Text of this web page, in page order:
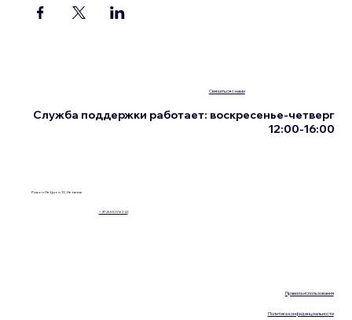
Правила использования
Политика конфиденциальности
Ришон Ле-Цион 13, Нетания
+972555076342
Связаться с нами
Служба поддержки работает: воскресенье-четверг
12:00-16:00